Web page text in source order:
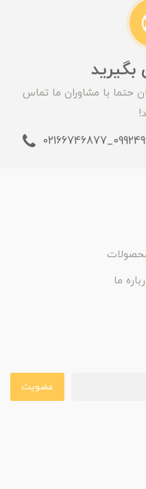
بگیرید
حتما با مشاوران ما تماس
ما
عضویت